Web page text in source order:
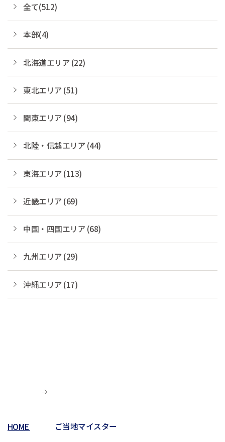
全て(512)
本部(4)
北海道エリア (22)
東北エリア (51)
関東エリア (94)
北陸・信越エリア (44)
東海エリア (113)
近畿エリア (69)
中国・四国エリア (68)
九州エリア (29)
沖縄エリア (17)
HOME ご当地マイスター